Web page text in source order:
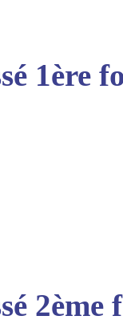
1ère
2ème